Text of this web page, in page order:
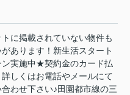
に掲載されていない物件も
あります！新生活スタート
ン実施中★契約金のカード払
しくはお電話やメールにて
わせ下さい♪田園都市線の三